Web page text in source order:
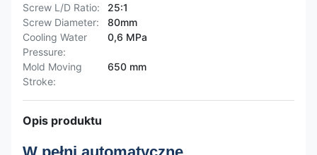
Screw L/D Ratio:
25:1
Screw Diameter:
80mm
Cooling Water
Pressure:
0,6 MPa
Mold Moving
Stroke:
650 mm
Opis produktu